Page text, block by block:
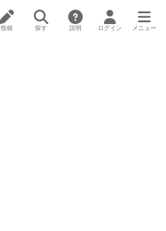
投稿 探す 説明 ログイン メニュー